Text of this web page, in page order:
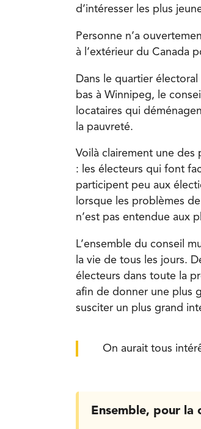
d’intéresser les plus
Personne n’a
à l’extérieur du Canada
Dans le quartier
bas à Winnipeg, le
locataires qui
la pauvreté.
Voilà clairement une
: les électeurs qui font
participent peu aux
lorsque les problèmes
n’est pas entendue aux
L’ensemble du conseil
la vie de tous les jours.
électeurs dans toute la
afin de donner une plus
susciter un plus grand
On aurait tous
Ensemble, pour la